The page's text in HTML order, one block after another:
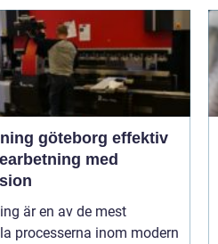
göteborg effektiv
med
är en av de mest
processerna inom modern